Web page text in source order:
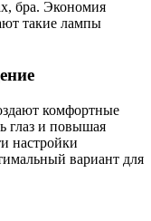
бра. Экономия
такие лампы
комфортные
глаз и повышая
настройки
вариант для